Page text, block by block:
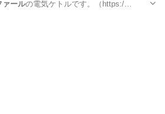
ァールの電気ケトルです。（https:/…